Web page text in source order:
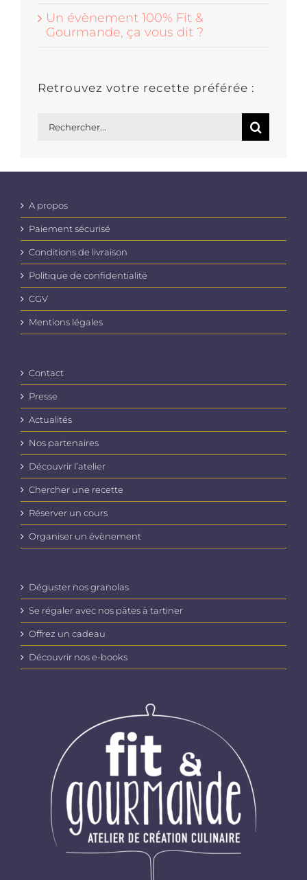
Un évènement 100% Fit &
Gourmande, ça vous dit ?
Retrouvez votre recette préférée :
A propos
Paiement sécurisé
Conditions de livraison
Politique de confidentialité
CGV
Mentions légales
Contact
Presse
Actualités
Nos partenaires
Découvrir l’atelier
Chercher une recette
Réserver un cours
Organiser un évènement
Déguster nos granolas
Se régaler avec nos pâtes à tartiner
Offrez un cadeau
Découvrir nos e-books